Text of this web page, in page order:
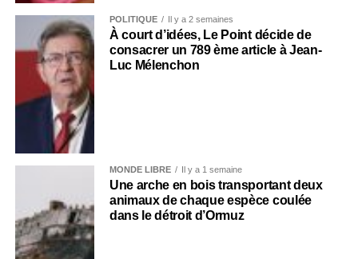
POLITIQUE Il y a 2 semaines
À court d’idées, Le Point décide de
consacrer un 789 ème article à Jean-
Luc Mélenchon
MONDE LIBRE Il y a 1 semaine
Une arche en bois transportant deux
animaux de chaque espèce coulée
dans le détroit d’Ormuz